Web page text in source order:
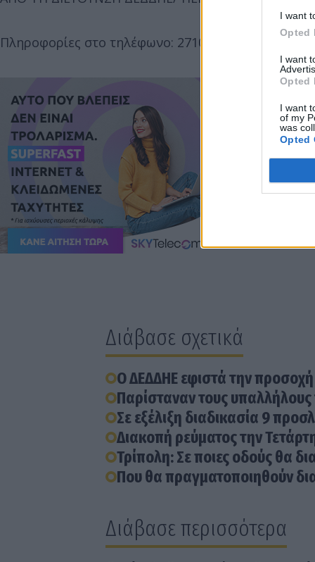
I want
Opted
I want
Opted
I want
of my
was
Opted
Πληροφορίες στο τηλέφωνο: 2710 373500 (Επιλογή 4)
Διάβασε σχετικά
Ο ΔΕΔΔΗΕ εφιστά την
Παρίσταναν τους
Σε εξέλιξη διαδικασία 9
Διακοπή ρεύματος την
Τρίπολη: Σε ποιες οδούς θα
Που θα πραγματοποιηθούν
Διάβασε περισσότερα